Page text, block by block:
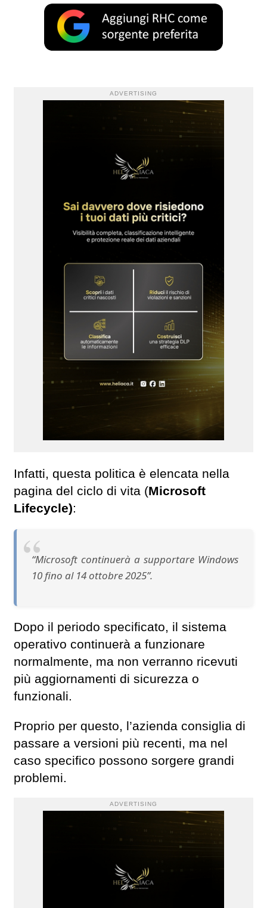
ADVERTISING
Infatti, questa politica è elencata nella
pagina del ciclo di vita (Microsoft
Lifecycle):
“Microsoft continuerà a supportare Windows
10 fino al 14 ottobre 2025”.
Dopo il periodo specificato, il sistema
operativo continuerà a funzionare
normalmente, ma non verranno ricevuti
più aggiornamenti di sicurezza o
funzionali.
Proprio per questo, l’azienda consiglia di
passare a versioni più recenti, ma nel
caso specifico possono sorgere grandi
problemi.
ADVERTISING